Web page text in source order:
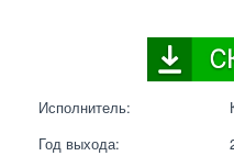
Исполнитель:
Год выхода: